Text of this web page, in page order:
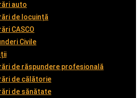
auto
de locuință
CASCO
Civile
de răspundere profesională
de călătorie
de sănătate